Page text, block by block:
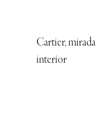
Cartier, mirada
interior